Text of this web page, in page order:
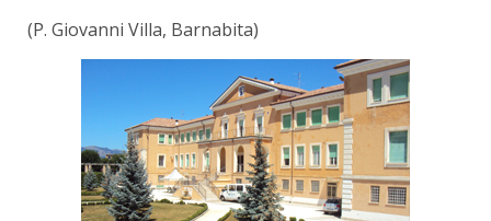
(P. Giovanni Villa, Barnabita)